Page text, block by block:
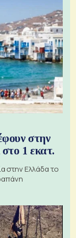
στην
1 εκατ.
στην Ελλάδα το